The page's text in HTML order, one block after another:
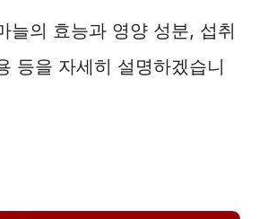
늘의 효능과 영양 성분, 섭취
등을 자세히 설명하겠습니